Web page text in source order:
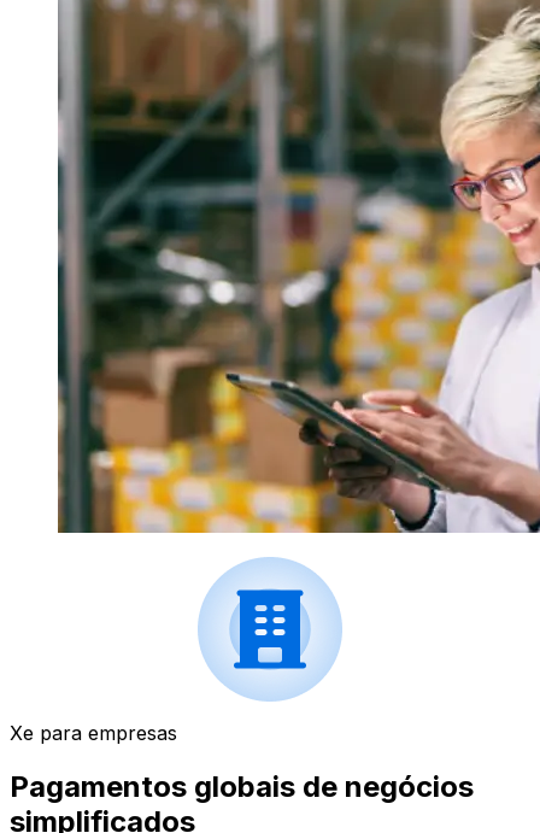
Xe para empresas
Pagamentos globais de negócios
simplificados